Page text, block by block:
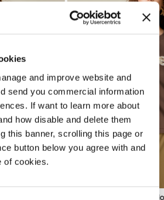
and improve website and
send you commercial information
If want to learn more about
how disable and delete them
this banner, scrolling this page or
button below you agree with and
of cookies.
T-shirt con ricamo gioiello
Next